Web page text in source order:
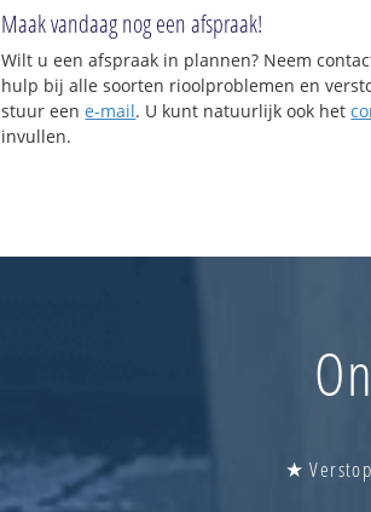
Maak vandaag nog een afspraak!
Wilt u een afspraak in plannen? Neem
hulp bij alle soorten rioolproblemen en
stuur eene-mail. U kunt natuurlijk ook het
invullen.
★